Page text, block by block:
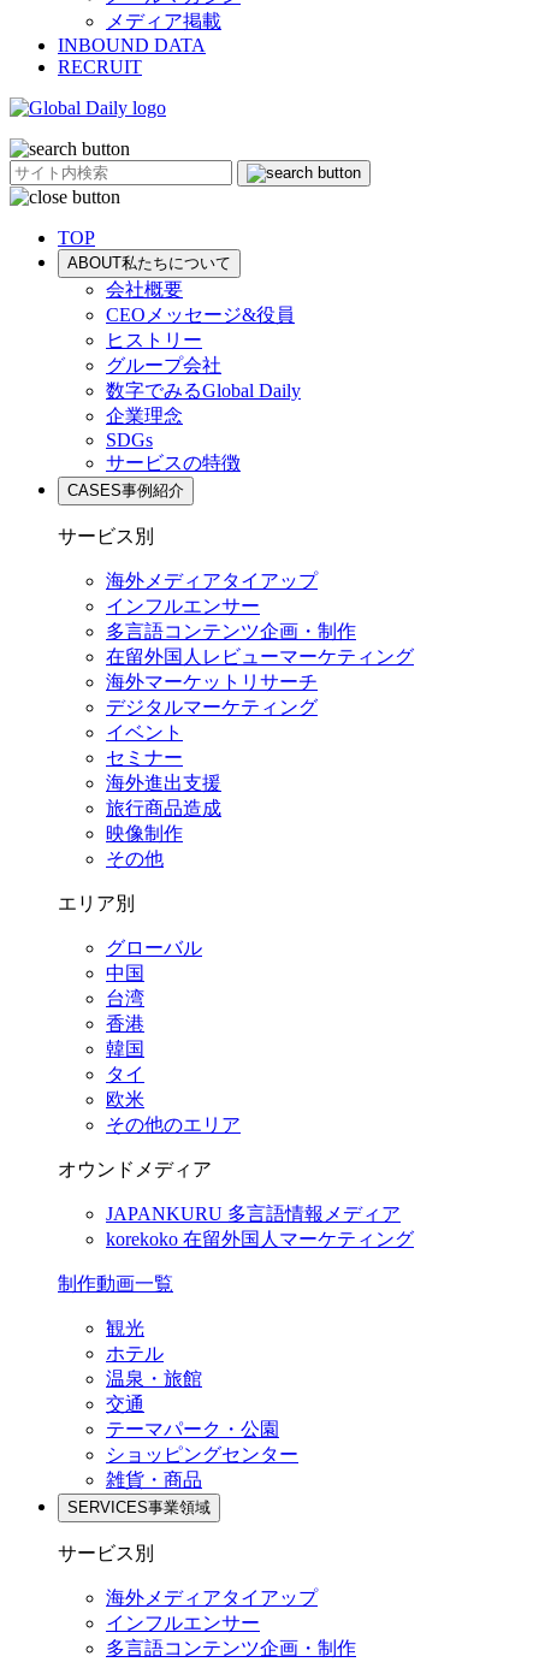
メディア掲載
INBOUND DATA
RECRUIT
TOP
ABOUT私たちについて
会社概要
CEOメッセージ&役員
ヒストリー
グループ会社
数字でみるGlobal Daily
企業理念
SDGs
サービスの特徴
CASES事例紹介
サービス別
海外メディアタイアップ
インフルエンサー
多言語コンテンツ企画・制作
在留外国⼈レビューマーケティング
海外マーケットリサーチ
デジタルマーケティング
イベント
セミナー
海外進出支援
旅行商品造成
映像制作
その他
エリア別
グローバル
中国
台湾
香港
韓国
タイ
欧米
その他のエリア
オウンドメディア
JAPANKURU 多言語情報メディア
korekoko 在留外国人マーケティング
制作動画一覧
観光
ホテル
温泉・旅館
交通
テーマパーク・公園
ショッピングセンター
雑貨・商品
SERVICES事業領域
サービス別
海外メディアタイアップ
インフルエンサー
多言語コンテンツ企画・制作